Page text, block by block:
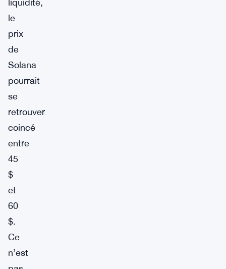
liquidité,
le
prix
de
Solana
pourrait
se
retrouver
coincé
entre
45
$
et
60
$.
Ce
n’est